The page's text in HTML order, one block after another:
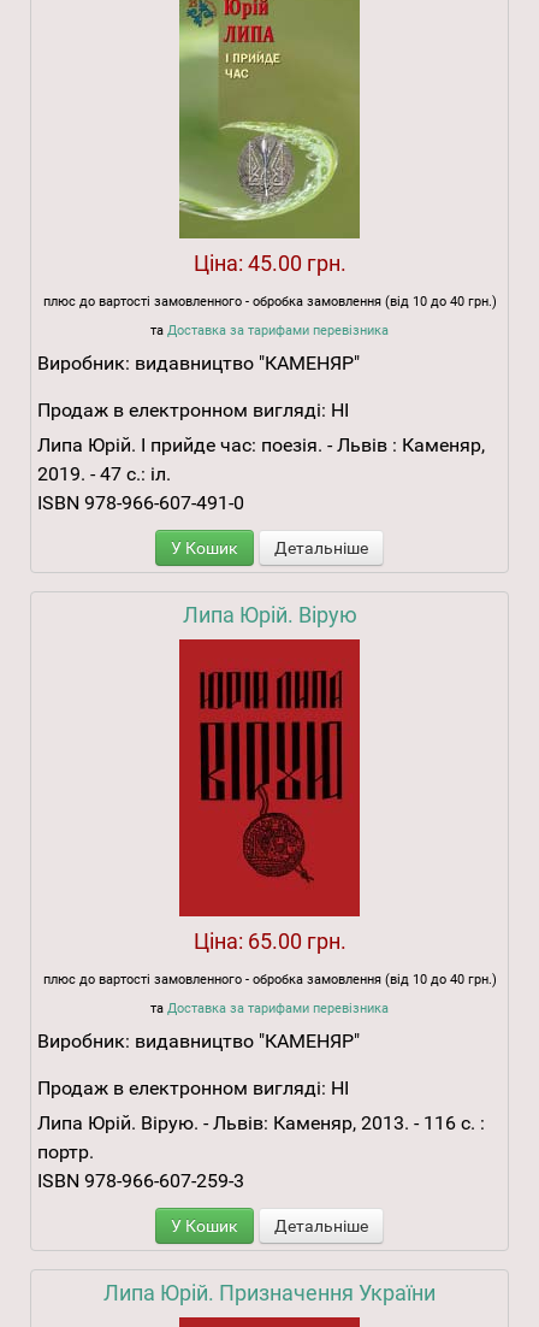
Ціна: 45.00 грн.
плюс до вартості замовленного - обробка замовлення (від 10 до 40 грн.)
та Доставка за тарифами перевізника
Виробник: видавництво "КАМЕНЯР"
Продаж в електронном вигляді: НІ
Липа Юрій. І прийде час: поезія. - Львів : Каменяр,
2019. - 47 с.: іл.
ISBN 978-966-607-491-0
У Кошик Детальніше
Липа Юрій. Вірую
Ціна: 65.00 грн.
плюс до вартості замовленного - обробка замовлення (від 10 до 40 грн.)
та Доставка за тарифами перевізника
Виробник: видавництво "КАМЕНЯР"
Продаж в електронном вигляді: НІ
Липа Юрій. Вірую. - Львів: Каменяр, 2013. - 116 с. :
портр.
ISBN 978-966-607-259-3
У Кошик Детальніше
Липа Юрій. Призначення України